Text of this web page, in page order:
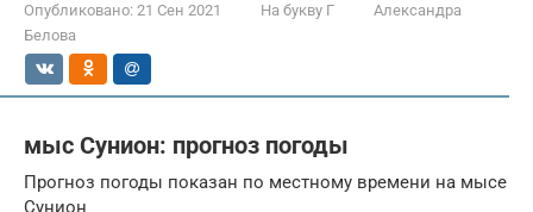
Опубликовано: 21 Сен 2021 На букву Г
Александра
Белова
мыс Сунион: прогноз погоды
Прогноз погоды показан по местному времени на мысе
Сунион